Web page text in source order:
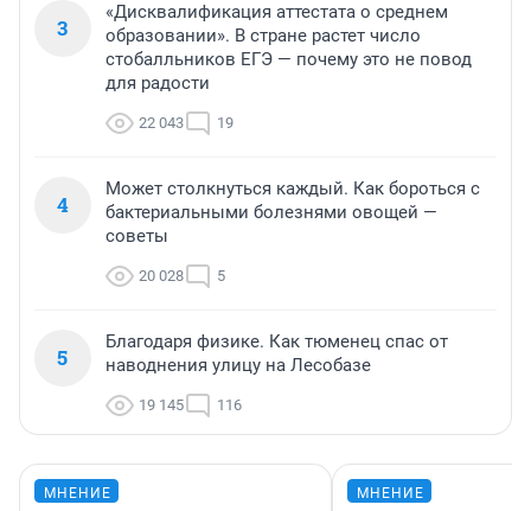
3
«Дисквалификация аттестата о среднем
образовании». В стране растет число
стобалльников ЕГЭ — почему это не повод
для радости
22 043 19
4
Может столкнуться каждый. Как бороться с
бактериальными болезнями овощей —
советы
20 028 5
5
Благодаря физике. Как тюменец спас от
наводнения улицу на Лесобазе
19 145 116
МНЕНИЕ МНЕНИЕ